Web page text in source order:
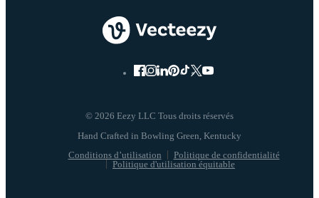
© 2026 Eezy LLC Tous droits réservés
Conditions d’utilisation
Politique de confidentialité
Politique d'utilisation équitable